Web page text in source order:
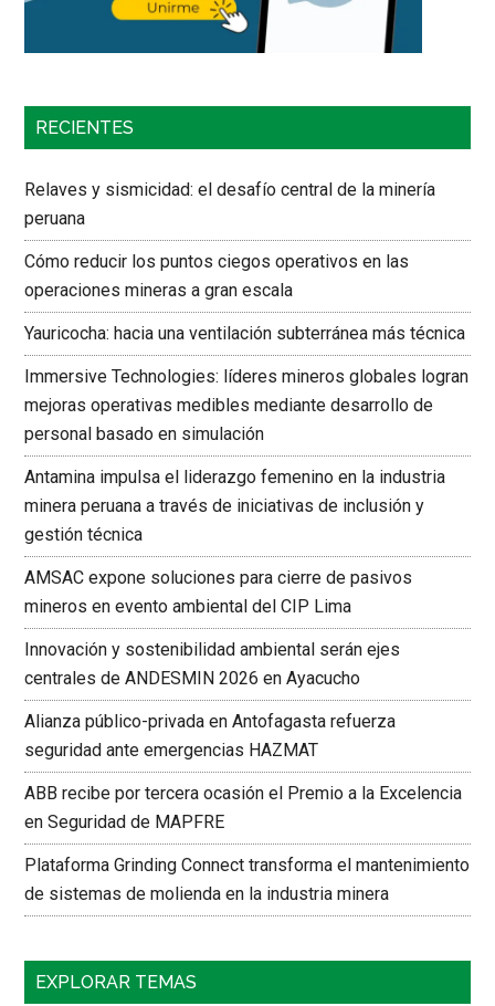
RECIENTES
Relaves y sismicidad: el desafío central de la minería
peruana
Cómo reducir los puntos ciegos operativos en las
operaciones mineras a gran escala
Yauricocha: hacia una ventilación subterránea más técnica
Immersive Technologies: líderes mineros globales logran
mejoras operativas medibles mediante desarrollo de
personal basado en simulación
Antamina impulsa el liderazgo femenino en la industria
minera peruana a través de iniciativas de inclusión y
gestión técnica
AMSAC expone soluciones para cierre de pasivos
mineros en evento ambiental del CIP Lima
Innovación y sostenibilidad ambiental serán ejes
centrales de ANDESMIN 2026 en Ayacucho
Alianza público-privada en Antofagasta refuerza
seguridad ante emergencias HAZMAT
ABB recibe por tercera ocasión el Premio a la Excelencia
en Seguridad de MAPFRE
Plataforma Grinding Connect transforma el mantenimiento
de sistemas de molienda en la industria minera
EXPLORAR TEMAS